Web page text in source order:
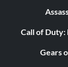
Mach weiter.
das zweite
Ein
Call of
Gears